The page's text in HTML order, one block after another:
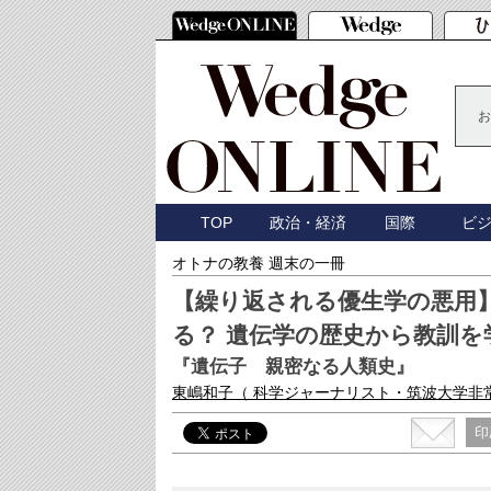
TOP 政治・経済 国際 ビ
オトナの教養 週末の一冊
【繰り返される優生学の悪
る？ 遺伝学の歴史から教訓を
『遺伝子 親密なる人類史』
東嶋和子 （ 科学ジャーナリスト・筑波大学非